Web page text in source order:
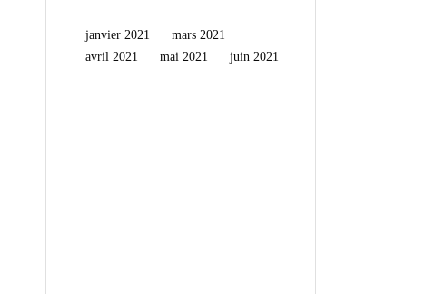
janvier 2021
mars 2021
avril 2021
mai 2021 juin 2021